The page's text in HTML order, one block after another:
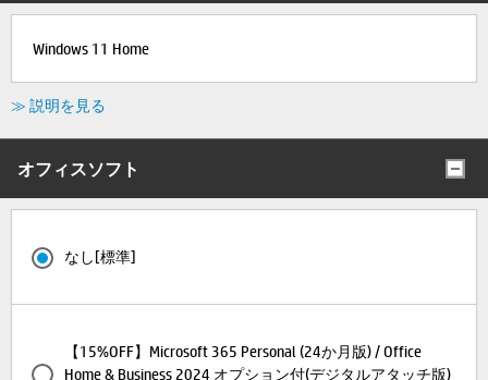
Windows 11 Home
≫ 説明を見る
オフィスソフト
なし[標準]
【15%OFF】Microsoft 365 Personal (24か月版) / Office
Home & Business 2024 オプション付(デジタルアタッチ版)